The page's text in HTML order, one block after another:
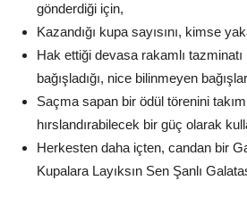
gönderdiği için,
Kazandığı kupa sayısını, kimse
Hak ettiği devasa rakamlı
bağışladığı, nice bilinmeyen
Saçma sapan bir ödül törenini
hırslandırabilecek bir güç olarak
Herkesten daha içten, candan bir
Kupalara Layıksın Sen Şanlı